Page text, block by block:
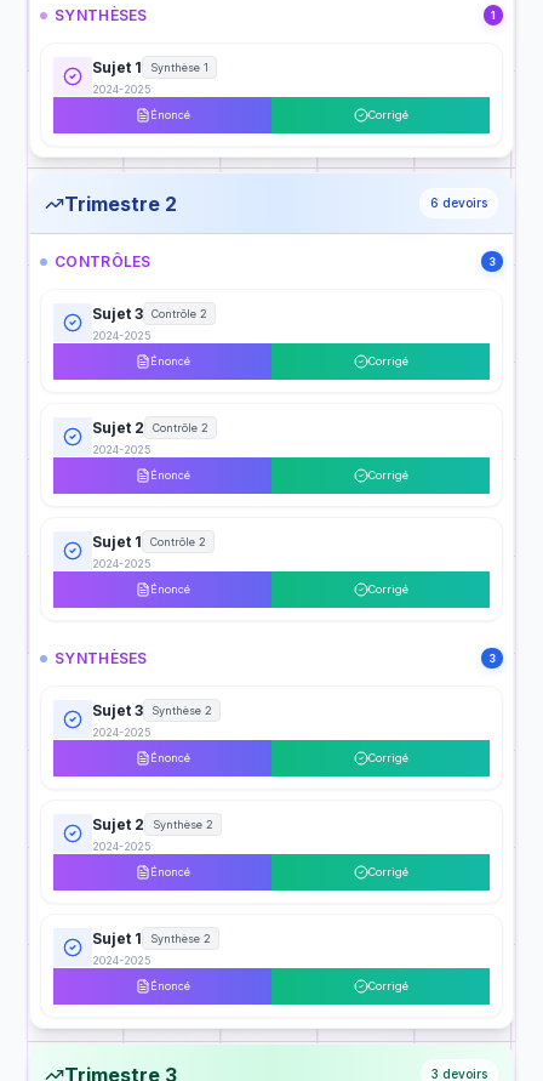
SYNTHÈSES 1
Sujet 1
Synthèse 1
2024-2025
Énoncé
Corrigé
Trimestre 2 6 devoirs
CONTRÔLES 3
Sujet 3
Contrôle 2
2024-2025
Énoncé
Corrigé
Sujet 2
Contrôle 2
2024-2025
Énoncé
Corrigé
Sujet 1
Contrôle 2
2024-2025
Énoncé
Corrigé
SYNTHÈSES 3
Sujet 3
Synthèse 2
2024-2025
Énoncé
Corrigé
Sujet 2
Synthèse 2
2024-2025
Énoncé
Corrigé
Sujet 1
Synthèse 2
2024-2025
Énoncé
Corrigé
Trimestre 3 3 devoirs